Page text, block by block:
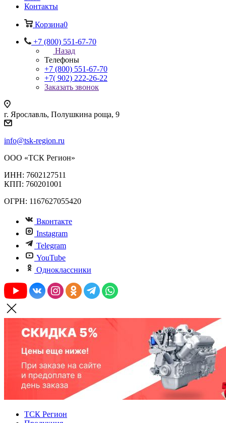
Контакты
Корзина0
+7 (800) 551-67-70
Назад
Телефоны
+7 (800) 551-67-70
+7( 902) 222-26-22
Заказать звонок
г. Ярославль, Полушкина роща, 9
info@tsk-region.ru
ООО «ТСК Регион»
ИНН: 7602127511
КПП: 760201001
ОГРН: 1167627055420
Вконтакте
Instagram
Telegram
YouTube
Одноклассники
ТСК Регион